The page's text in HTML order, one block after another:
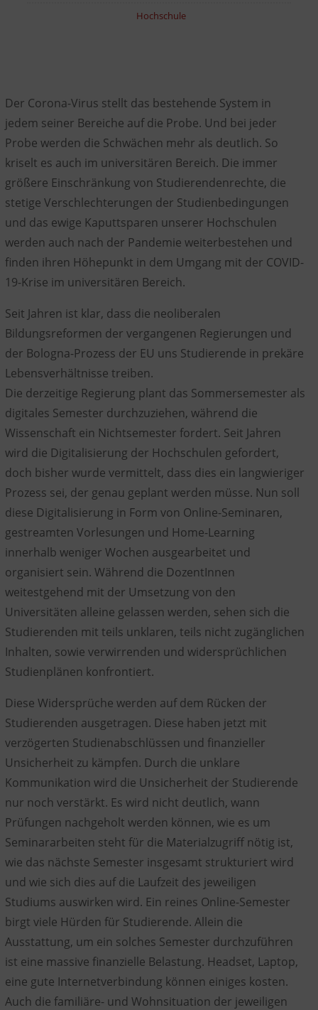
Hochschule
Der Corona-Virus stellt das bestehende System in
jedem seiner Bereiche auf die Probe. Und bei jeder
Probe werden die Schwächen mehr als deutlich. So
kriselt es auch im universitären Bereich. Die immer
größere Einschränkung von Studierendenrechte, die
stetige Verschlechterungen der Studienbedingungen
und das ewige Kaputtsparen unserer Hochschulen
werden auch nach der Pandemie weiterbestehen und
finden ihren Höhepunkt in dem Umgang mit der COVID-
19-Krise im universitären Bereich.
Seit Jahren ist klar, dass die neoliberalen
Bildungsreformen der vergangenen Regierungen und
der Bologna-Prozess der EU uns Studierende in prekäre
Lebensverhältnisse treiben.
Die derzeitige Regierung plant das Sommersemester als
digitales Semester durchzuziehen, während die
Wissenschaft ein Nichtsemester fordert. Seit Jahren
wird die Digitalisierung der Hochschulen gefordert,
doch bisher wurde vermittelt, dass dies ein langwieriger
Prozess sei, der genau geplant werden müsse. Nun soll
diese Digitalisierung in Form von Online-Seminaren,
gestreamten Vorlesungen und Home-Learning
innerhalb weniger Wochen ausgearbeitet und
organisiert sein. Während die DozentInnen
weitestgehend mit der Umsetzung von den
Universitäten alleine gelassen werden, sehen sich die
Studierenden mit teils unklaren, teils nicht zugänglichen
Inhalten, sowie verwirrenden und widersprüchlichen
Studienplänen konfrontiert.
Diese Widersprüche werden auf dem Rücken der
Studierenden ausgetragen. Diese haben jetzt mit
verzögerten Studienabschlüssen und finanzieller
Unsicherheit zu kämpfen. Durch die unklare
Kommunikation wird die Unsicherheit der Studierende
nur noch verstärkt. Es wird nicht deutlich, wann
Prüfungen nachgeholt werden können, wie es um
Seminararbeiten steht für die Materialzugriff nötig ist,
wie das nächste Semester insgesamt strukturiert wird
und wie sich dies auf die Laufzeit des jeweiligen
Studiums auswirken wird. Ein reines Online-Semester
birgt viele Hürden für Studierende. Allein die
Ausstattung, um ein solches Semester durchzuführen
ist eine massive finanzielle Belastung. Headset, Laptop,
eine gute Internetverbindung können einiges kosten.
Auch die familiäre- und Wohnsituation der jeweiligen